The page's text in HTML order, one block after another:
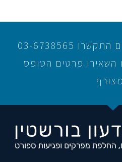
לייעוץ ופרטים נוספים התקשרו 03-6738565
4080056 או השאירו פרטים הטופס